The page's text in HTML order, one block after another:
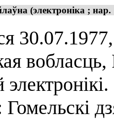
(электроніка ; нар.
вобласць,